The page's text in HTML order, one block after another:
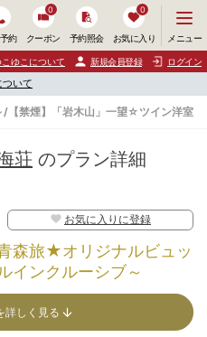
約 クーポン
0
予約照会 お気に入り
0
ニ
ュ
ー
開
く
メニュー
こゆこについて 新規会員登録 ログイン
いて
/【禁煙】「岩木山」一望☆ツイン洋室
荘 のプラン詳細
お気に入りに登録
森旅★オリジナルビュッ
インクルーシブ～
詳しく見る